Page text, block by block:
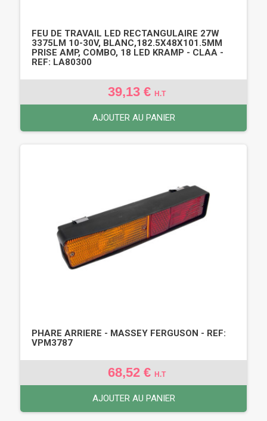
FEU DE TRAVAIL LED RECTANGULAIRE 27W
3375LM 10-30V, BLANC,182.5X48X101.5MM
PRISE AMP, COMBO, 18 LED KRAMP - CLAA -
REF: LA80300
39,13 € H.T
AJOUTER AU PANIER
PHARE ARRIERE - MASSEY FERGUSON - REF:
VPM3787
68,52 € H.T
AJOUTER AU PANIER